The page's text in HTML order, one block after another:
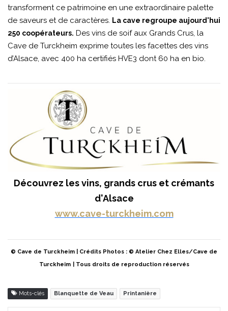
transforment ce patrimoine en une extraordinaire palette
de saveurs et de caractères. La cave regroupe aujourd'hui
250 coopérateurs. Des vins de soif aux Grands Crus, la
Cave de Turckheim exprime toutes les facettes des vins
d’Alsace, avec 400 ha certifiés HVE3 dont 60 ha en bio.
Découvrez les vins, grands crus et crémants
d'Alsace
www.cave-turckheim.com
© Cave de Turckheim | Crédits Photos : © Atelier Chez Elles/Cave de
Turckheim
| Tous droits de reproduction réservés
Mots-clés Blanquette de Veau Printanière